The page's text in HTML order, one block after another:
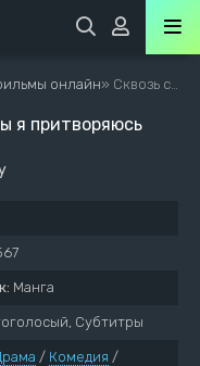
онлайн» Сквозь слезы я притворяюсь кошкой
я притворяюсь
Манга
Субтитры
/ Комедия /